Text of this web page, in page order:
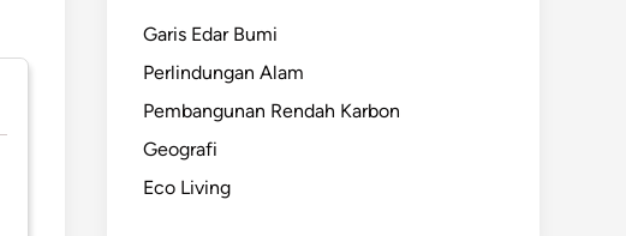
Garis Edar Bumi
Perlindungan Alam
Pembangunan Rendah Karbon
Geografi
Eco Living